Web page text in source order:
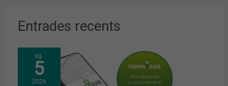
Entrades recents
ag.
5
2026